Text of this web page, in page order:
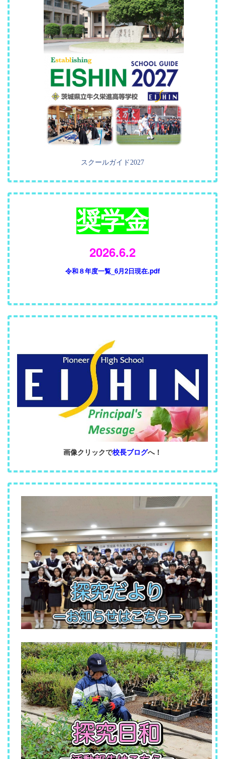
スクールガイド2027
奨学金
2026.6.2
令和８年度一覧_6月2日現在.pdf
画像クリックで校長ブログへ！